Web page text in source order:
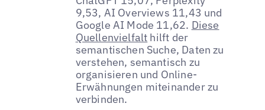
9,53, AI Overviews 11,43 und
Google AI Mode 11,62. Diese
Quellenvielfalt hilft der
semantischen Suche, Daten zu
verstehen, semantisch zu
organisieren und Online-
Erwähnungen miteinander zu
verbinden.